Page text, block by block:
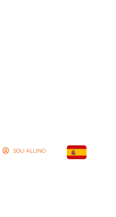
SOU ALUNO